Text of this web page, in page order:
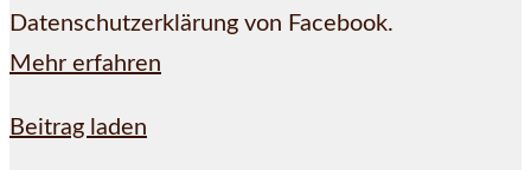
Datenschutzerklärung von Facebook.
Mehr erfahren
Beitrag laden